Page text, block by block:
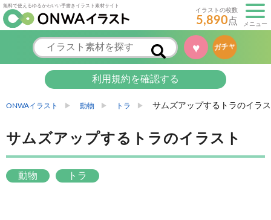
無料で使えるゆるかわいい手書きイラスト素材サイト
イラストの枚数
5,890点 メニュー
♥ ガチャ
利用規約を確認する
ONWAイラスト 動物 トラ サムズアップするトラのイラ
サムズアップするトラのイラスト
動物 トラ